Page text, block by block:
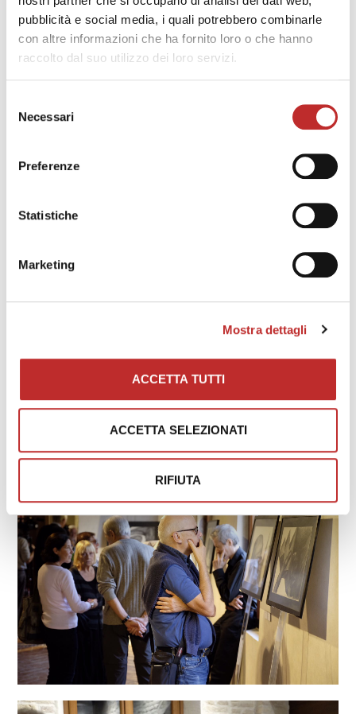
pubblicità e social media, i quali potrebbero combinarle
con altre informazioni che ha fornito loro o che hanno
raccolto dal suo utilizzo dei loro servizi.
delNecessari
Preferenze
Statistiche
Marketing
Mostra dettagli
ACCETTA TUTTI
ACCETTA SELEZIONATI
RIFIUTA